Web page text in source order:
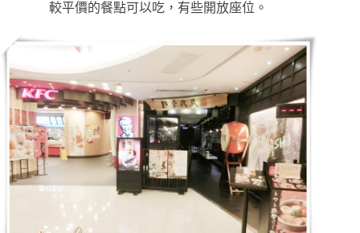
較平價的餐點可以吃，有些開放座位。